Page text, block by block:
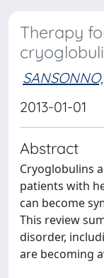
Therapy
2013-01-01
Abstract
Cryoglobulins
patients with
can become
This review
disorder,
are becoming